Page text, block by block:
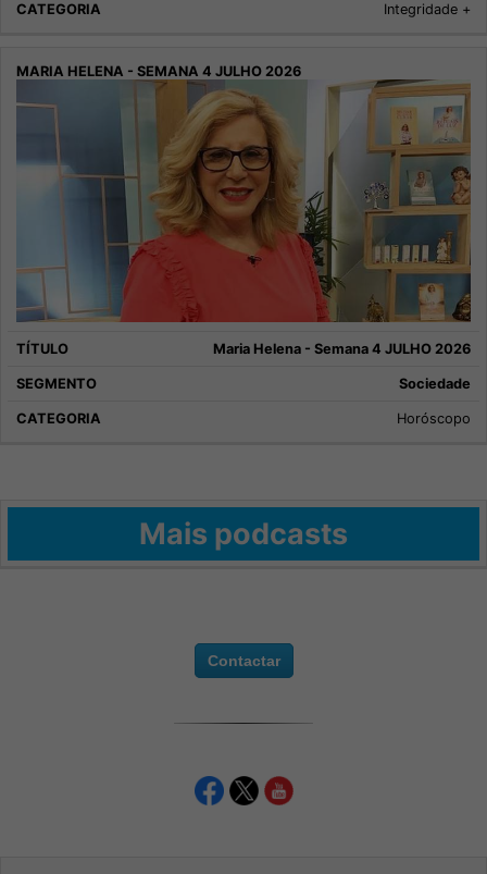
Integridade +
Maria Helena - Semana 4 JULHO 2026
Sociedade
Horóscopo
Mais podcasts
Contactar